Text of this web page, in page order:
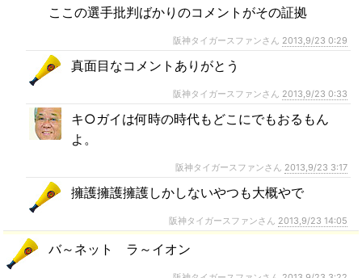
ここの選手批判ばかりのコメントがその証拠
阪神タイガースファンさん 2013,9/23 0:29
真面目なコメントありがとう
阪神タイガースファンさん 2013,9/23 0:33
キ○ガイは何時の時代もどこにでもおるもん
よ。
阪神タイガースファンさん 2013,9/23 3:17
擁護擁護擁護しかしないやつも大概やで
阪神タイガースファンさん 2013,9/23 14:05
バ～ネット ラ～イオン